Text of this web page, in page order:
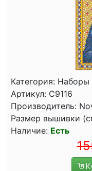
Категория:
Артикул: С9116
Производитель:
Размер вышивки
Наличие: Есть